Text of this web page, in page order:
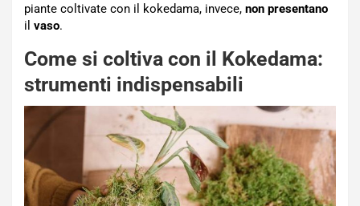
piante coltivate con il kokedama, invece, non presentano
il vaso.
Come si coltiva con il Kokedama:
strumenti indispensabili